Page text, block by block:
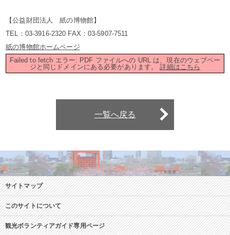
【公益財団法人 紙の博物館】
TEL：03-3916-2320 FAX：03-5907-7511
紙の博物館ホームページ
Failed to fetch エラー: PDF ファイルへの URL は、現在のウェブペー
ジと同じドメインにある必要があります。詳細はこちら
一覧へ戻る
サイトマップ
このサイトについて
観光ボランティアガイド専用ページ